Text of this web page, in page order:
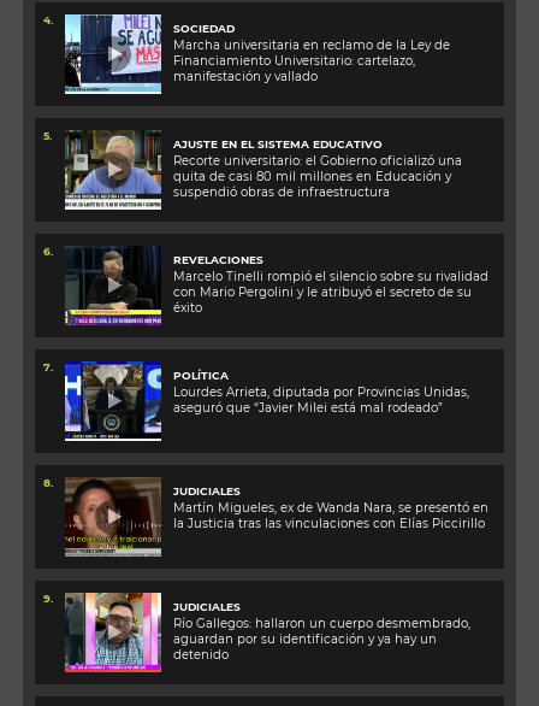
4.
SOCIEDAD
Marcha universitaria en reclamo de la Ley de
Financiamiento Universitario: cartelazo,
manifestación y vallado
5.
AJUSTE EN EL SISTEMA EDUCATIVO
Recorte universitario: el Gobierno oficializó una
quita de casi 80 mil millones en Educación y
suspendió obras de infraestructura
6.
REVELACIONES
Marcelo Tinelli rompió el silencio sobre su rivalidad
con Mario Pergolini y le atribuyó el secreto de su
éxito
7.
POLÍTICA
Lourdes Arrieta, diputada por Provincias Unidas,
aseguró que “Javier Milei está mal rodeado”
8.
JUDICIALES
Martín Migueles, ex de Wanda Nara, se presentó en
la Justicia tras las vinculaciones con Elías Piccirillo
9.
JUDICIALES
Río Gallegos: hallaron un cuerpo desmembrado,
aguardan por su identificación y ya hay un
detenido